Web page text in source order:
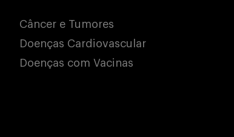
Câncer e Tumores
Doenças Cardiovascular
Doenças com Vacinas